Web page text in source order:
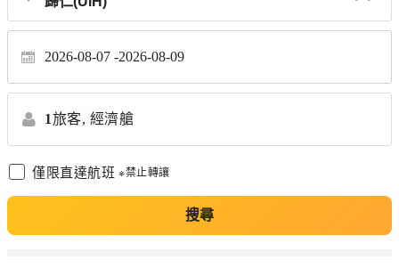
2026-08-07 2026-08-09
1旅客, 經濟艙
僅限直達航班 ※禁止轉讓
搜尋